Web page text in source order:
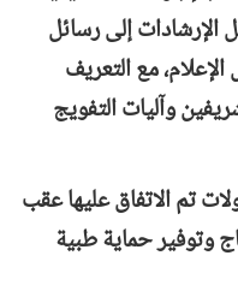
الإرشادات إلى رسائل
مع التعريف
وآليات التفويج
تم الاتفاق عليها عقب
وتوفير حماية طبية